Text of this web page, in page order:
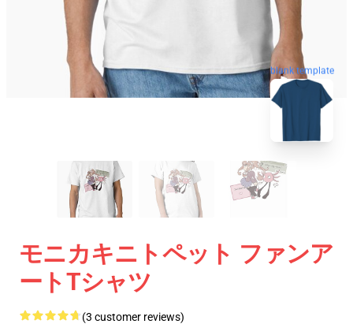
blank template
モニカキニトペット ファンア
ートTシャツ
(3 customer reviews)